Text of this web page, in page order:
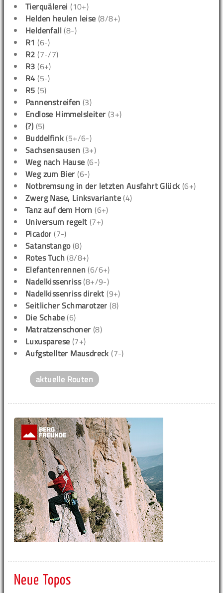
Tierquälerei (10+)
Helden heulen leise (8/8+)
Heldenfall (8-)
R1 (6-)
R2 (7-/7)
R3 (6+)
R4 (5-)
R5 (5)
Pannenstreifen (3)
Endlose Himmelsleiter (3+)
(?) (5)
Buddelfink (5+/6-)
Sachsensausen (3+)
Weg nach Hause (6-)
Weg zum Bier (6-)
Notbremsung in der letzten Ausfahrt Glück (6+)
Zwerg Nase, Linksvariante (4)
Tanz auf dem Horn (6+)
Universum regelt (7+)
Picador (7-)
Satanstango(8)
Rotes Tuch (8/8+)
Elefantenrennen (6/6+)
Nadelkissenriss(8+/9-)
Nadelkissenriss direkt (9+)
Seitlicher Schmarotzer (8)
Die Schabe (6)
Matratzenschoner (8)
Luxusparese (7+)
Aufgstellter Mausdreck (7-)
aktuelle Routen
Neue Topos